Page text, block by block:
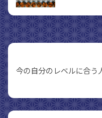
今の自分のレベルに合う